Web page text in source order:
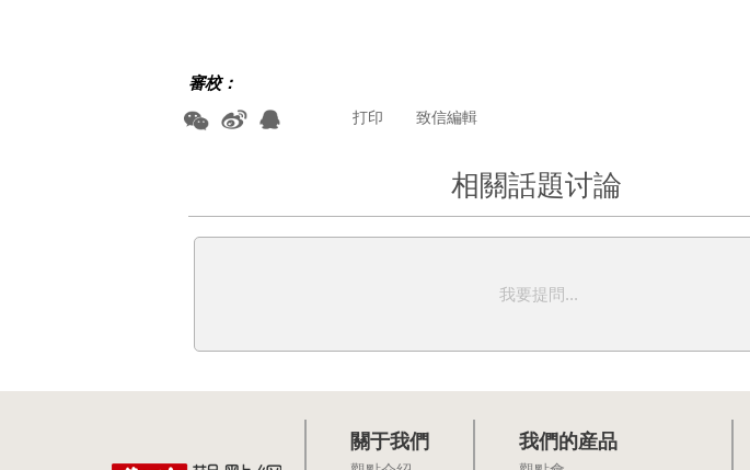
審校：
致信編輯
打印
相關話題讨論
我要提問...
關于我們 我們的産品